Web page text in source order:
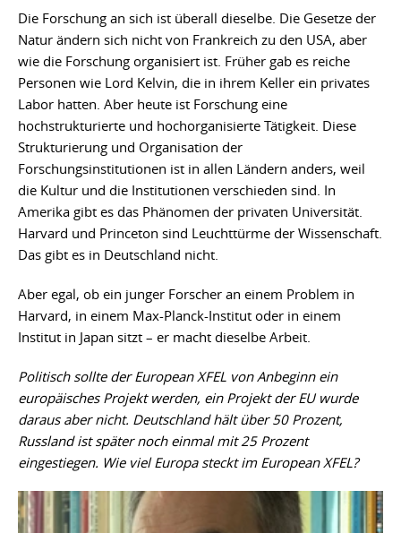
Die Forschung an sich ist überall dieselbe. Die Gesetze der
Natur ändern sich nicht von Frankreich zu den USA, aber
wie die Forschung organisiert ist. Früher gab es reiche
Personen wie Lord Kelvin, die in ihrem Keller ein privates
Labor hatten. Aber heute ist Forschung eine
hochstrukturierte und hochorganisierte Tätigkeit. Diese
Strukturierung und Organisation der
Forschungsinstitutionen ist in allen Ländern anders, weil
die Kultur und die Institutionen verschieden sind. In
Amerika gibt es das Phänomen der privaten Universität.
Harvard und Princeton sind Leuchttürme der Wissenschaft.
Das gibt es in Deutschland nicht.
Aber egal, ob ein junger Forscher an einem Problem in
Harvard, in einem Max-Planck-Institut oder in einem
Institut in Japan sitzt – er macht dieselbe Arbeit.
Politisch sollte der European XFEL von Anbeginn ein
europäisches Projekt werden, ein Projekt der EU wurde
daraus aber nicht. Deutschland hält über 50 Prozent,
Russland ist später noch einmal mit 25Prozent
eingestiegen. Wie viel Europa steckt im European XFEL?